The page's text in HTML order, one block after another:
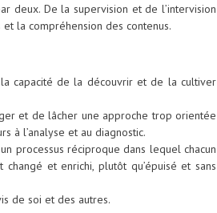
deux. De la supervision et de l’intervision
la compréhension des contenus.
capacité de la découvrir et de la cultiver
et de lâcher une approche trop orientée
à l’analyse et au diagnostic.
processus réciproque dans lequel chacun
et enrichi, plutôt qu’épuisé et sans
de soi et des autres.